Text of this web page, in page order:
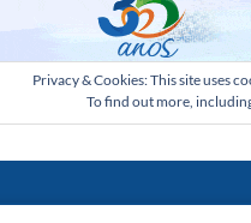
Privacy & Cookies: This site uses
To find out more,